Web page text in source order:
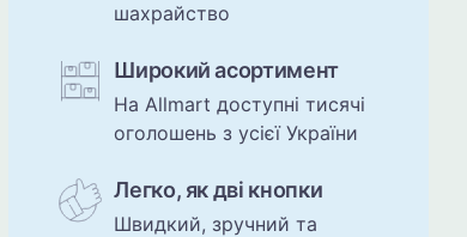
шахрайство
Широкий асортимент
На Allmart доступні тисячі
оголошень з усієї України
Легко, як дві кнопки
Швидкий, зручний та